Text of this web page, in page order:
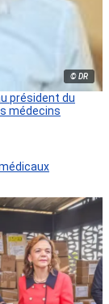
© DR
président du
médecins